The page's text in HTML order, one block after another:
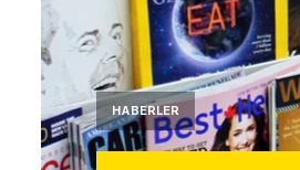
HABERLER